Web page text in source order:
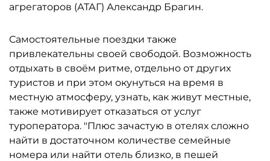
агрегаторов (АТАГ) Александр Брагин.
Самостоятельные поездки также
привлекательны своей свободой. Возможность
отдыхать в своём ритме, отдельно от других
туристов и при этом окунуться на время в
местную атмосферу, узнать, как живут местные,
также мотивирует отказаться от услуг
туроператора. "Плюс зачастую в отелях сложно
найти в достаточном количестве семейные
номера или найти отель близко, в пешей